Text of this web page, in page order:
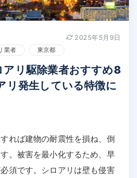
2025年5月9日
業者 東京都
アリ駆除業者おすすめ8
リ発生している特徴に
れば建物の耐震性を損ね、倒
。被害を最小化するため、早
須です。シロアリは壁も侵害